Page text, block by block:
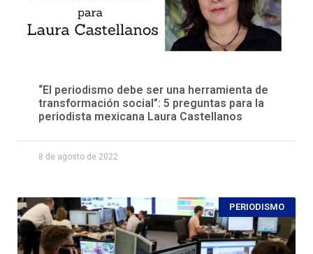
“El periodismo debe ser una herramienta de
transformación social”: 5 preguntas para la
periodista mexicana Laura Castellanos
8 de agosto de 2022
PERIODISMO